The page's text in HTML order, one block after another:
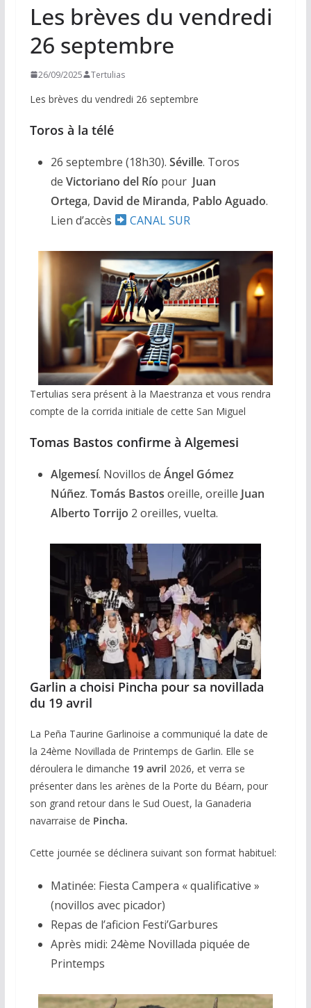
Les brèves du vendredi
26 septembre
26/09/2025 Tertulias
Les brèves du vendredi 26 septembre
Toros à la télé
26 septembre (18h30). Séville. Toros
de Victoriano del Río pour Juan
Ortega, David de Miranda, Pablo Aguado.
Lien d’accès
CANAL SUR
Tertulias sera présent à la Maestranza et vous rendra
compte de la corrida initiale de cette San Miguel
Tomas Bastos confirme à Algemesi
Algemesí. Novillos de Ángel Gómez
Núñez. Tomás Bastos oreille, oreille Juan
Alberto Torrijo 2 oreilles, vuelta.
Garlin a choisi Pincha pour sa novillada
du 19 avril
La Peña Taurine Garlinoise a communiqué la date de
la 24ème Novillada de Printemps de Garlin. Elle se
déroulera le dimanche 19 avril 2026, et verra se
présenter dans les arènes de la Porte du Béarn, pour
son grand retour dans le Sud Ouest, la Ganaderia
navarraise de Pincha.
Cette journée se déclinera suivant son format habituel:
Matinée: Fiesta Campera « qualificative »
(novillos avec picador)
Repas de l’aficion Festi’Garbures
Après midi: 24ème Novillada piquée de
Printemps